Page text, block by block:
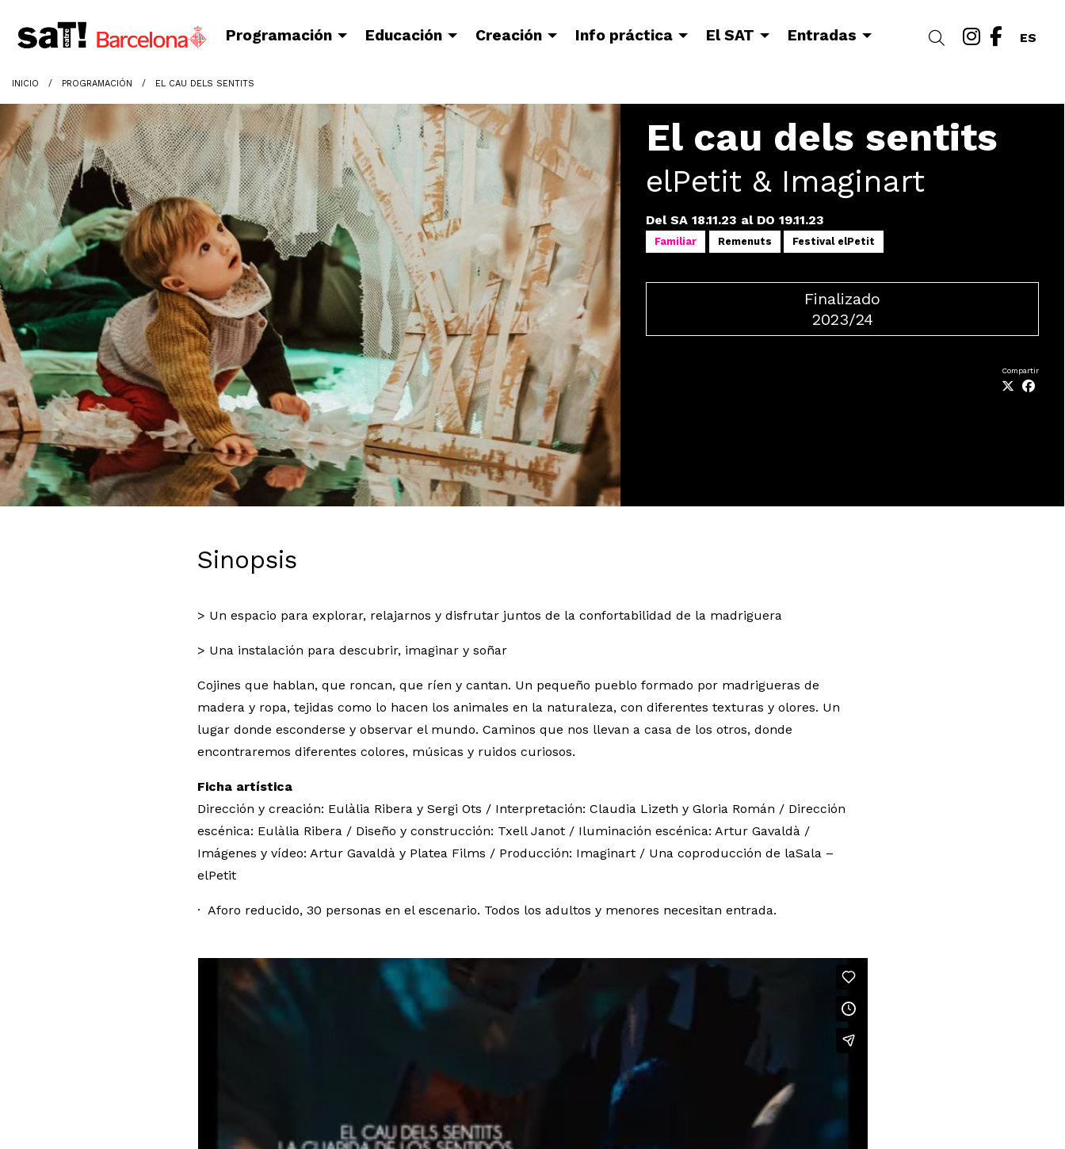
ES
Link a
Link
Buscar
Programación Educación Creación Info práctica El SAT Entradas
INICIO PROGRAMACIÓN EL CAU DELS SENTITS
El cau dels sentits
elPetit & Imaginart
Del SA 18.11.23 al DO 19.11.23
Familiar Remenuts Festival elPetit
Finalizado
2023/24
Compartir
Sinopsis
> Un espacio para explorar, relajarnos y disfrutar juntos de la confortabilidad de la madriguera
> Una instalación para descubrir, imaginar y soñar
Cojines que hablan, que roncan, que ríen y cantan. Un pequeño pueblo formado por madrigueras de
madera y ropa, tejidas como lo hacen los animales en la naturaleza, con diferentes texturas y olores. Un
lugar donde esconderse y observar el mundo. Caminos que nos llevan a casa de los otros, donde
encontraremos diferentes colores, músicas y ruidos curiosos.
Ficha artística
Dirección y creación: Eulàlia Ribera y Sergi Ots / Interpretación: Claudia Lizeth y Gloria Román / Dirección
escénica: Eulàlia Ribera / Diseño y construcción: Txell Janot / Iluminación escénica: Artur Gavaldà /
Imágenes y vídeo: Artur Gavaldà y Platea Films / Producción: Imaginart / Una coproducción de laSala –
elPetit
· Aforo reducido, 30 personas en el escenario. Todos los adultos y menores necesitan entrada.